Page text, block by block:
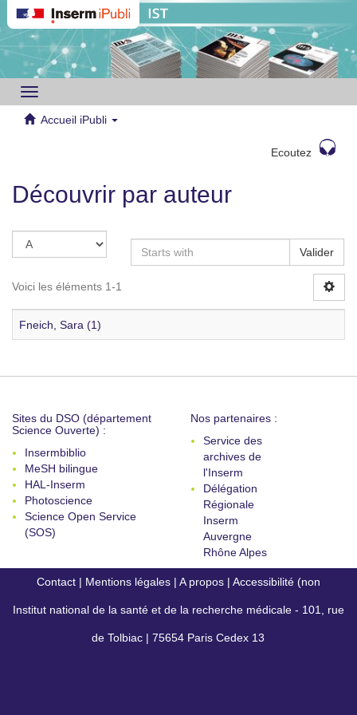
Toggle
navigation
Accueil iPubli
Ecoutez
Découvrir par auteur
Valider
Voici les éléments 1-1
Fneich, Sara (1)
Sites du DSO (département
Science Ouverte) :
Insermbiblio
MeSH bilingue
HAL-Inserm
Photoscience
Science Open Service
(SOS)
Nos partenaires :
Service des
archives de
l'Inserm
Délégation
Régionale
Inserm
Auvergne
Rhône Alpes
Contact | Mentions légales | A propos | Accessibilité (non
conforme)
Institut national de la santé et de la recherche médicale - 101, rue
de Tolbiac | 75654 Paris Cedex 13